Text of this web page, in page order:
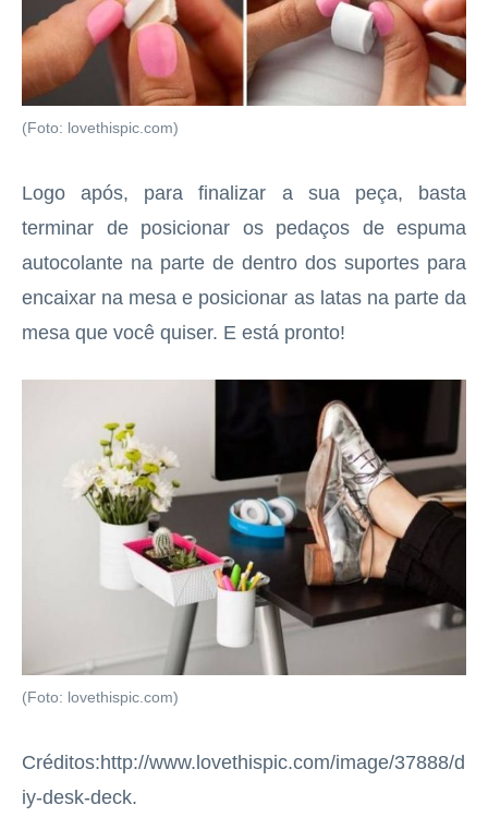
(Foto: lovethispic.com)
Logo após, para finalizar a sua peça, basta
terminar de posicionar os pedaços de espuma
autocolante na parte de dentro dos suportes para
encaixar na mesa e posicionar as latas na parte da
mesa que você quiser. E está pronto!
(Foto: lovethispic.com)
Créditos:http://www.lovethispic.com/image/37888/d
iy-desk-deck.